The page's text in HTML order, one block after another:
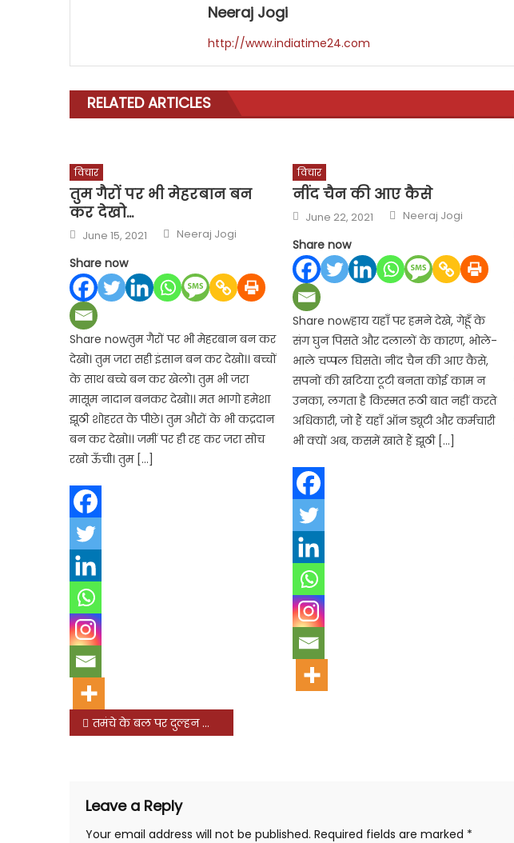
Neeraj Jogi
http://www.indiatime24.com
RELATED ARTICLES
विचार
तुम गैरों पर भी मेहरबान बन
कर देखो…
Posted
on
June 15, 2021 Author
Neeraj Jogi
Share now
Share nowतुम गैरों पर भी मेहरबान बन कर
देखो। तुम जरा सही इंसान बन कर देखो।। बच्चों
के साथ बच्चे बन कर खेलो। तुम भी जरा
मासूम नादान बनकर देखो।। मत भागो हमेशा
झूठी शोहरत के पीछे। तुम औरों के भी कद्रदान
बन कर देखो।। जमीं पर ही रह कर जरा सोच
रखो ऊँची। तुम […]
विचार
नींद चैन की आए कैसे
Posted
on
June 22, 2021 Author
Neeraj Jogi
Share now
Share nowहाय यहाँ पर हमने देखे, गेहूँ के
संग घुन पिसते और दलालों के कारण, भोले-
भाले चप्पल घिसते। नींद चैन की आए कैसे,
सपनों की खटिया टूटी बनता कोई काम न
उनका, लगता है किस्मत रूठी बात नहीं करते
अधिकारी, जो हैं यहाँ ऑन ड्यूटी और कर्मचारी
भी क्यों अब, कसमें खाते हैं झूठी […]
Post
तमंचे के बल पर दुल्हन के घर पहुंचने से पहले ही प्रेमी ने लौटा दी बारात
Leave a Reply
Your email address will not be published. Required fields are marked *